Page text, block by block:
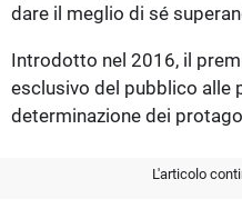
dare il meglio di sé
Introdotto nel 2016, il
esclusivo del pubblico alle
determinazione dei
L'articolo